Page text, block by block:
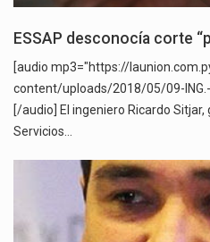
ESSAP desconocía corte
[audio mp3="https://
content/uploads/2018/05/09-ING.-
[/audio] El ingeniero Ricardo
Servicios…